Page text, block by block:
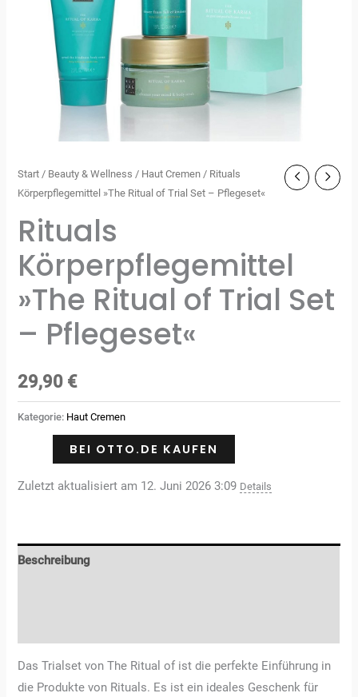
Start / Beauty & Wellness / Haut Cremen / Rituals
Körperpflegemittel »The Ritual of Trial Set – Pflegeset«
Rituals
Körperpflegemittel
»The Ritual of Trial Set
– Pflegeset«
29,90 €
Kategorie: Haut Cremen
BEI OTTO.DE KAUFEN
Zuletzt aktualisiert am 12. Juni 2026 3:09 Details
Beschreibung
Das Trialset von The Ritual of ist die perfekte Einführung in
die Produkte von Rituals. Es ist ein ideales Geschenk für